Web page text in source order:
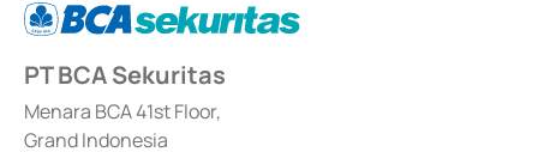
berdasarkan surat keputusan Otoritas Jasa Keuangan Nomor S-
67/PM.21/2017 tanggal 3 Februari 2017, dan beberapa izin usaha lainnya
Sertifikat Deposito di Pasar Uang yang izinnya diterbitkan pada tahun 2017
dan izin usaha lainnya dari Bank Indonesia sebagai Lembaga Pendukung
Penerbitan, Transaksi, serta Penatausahaan dan Penyelesaian Transaksi
Surat Berharga Komersial yang izinnya diterbitkan pada tahun 2018.
PT BCA Sekuritas
Menara BCA 41st Floor,
Grand Indonesia